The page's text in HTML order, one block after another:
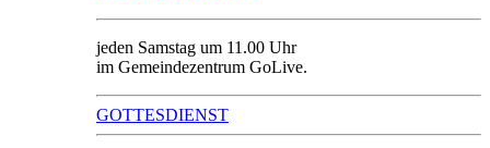
jeden Samstag um 11.00 Uhr
im Gemeindezentrum GoLive.
GOTTESDIENST